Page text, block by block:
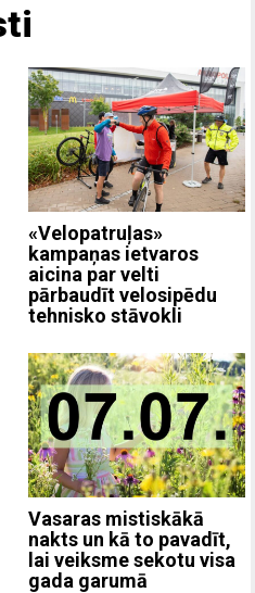
«Velopatruļas»
kampaņas ietvaros
aicina par velti
pārbaudīt velosipēdu
tehnisko stāvokli
Vasaras mistiskākā
nakts un kā to pavadīt,
lai veiksme sekotu visa
gada garumā